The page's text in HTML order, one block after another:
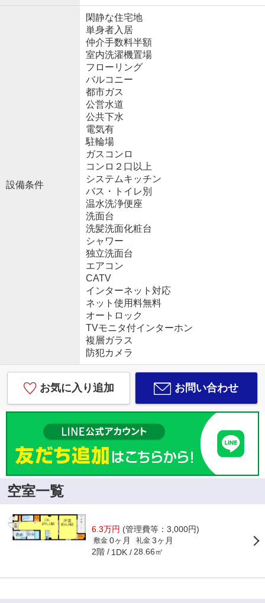
設備条件
閑静な住宅地
単身者入居
仲介手数料半額
室内洗濯機置場
フローリング
バルコニー
都市ガス
公営水道
公共下水
電気有
駐輪場
ガスコンロ
コンロ２口以上
システムキッチン
バス・トイレ別
温水洗浄便座
洗面台
洗髪洗面化粧台
シャワー
独立洗面台
エアコン
CATV
インターネット対応
ネット使用料無料
オートロック
TVモニタ付インターホン
複層ガラス
防犯カメラ
お気に入り追加 お問い合わせ
空室一覧
6.3万円 (管理費等：3,000円)
敷金 0ヶ月 礼金 3ヶ月
2階 1DK 28.66㎡